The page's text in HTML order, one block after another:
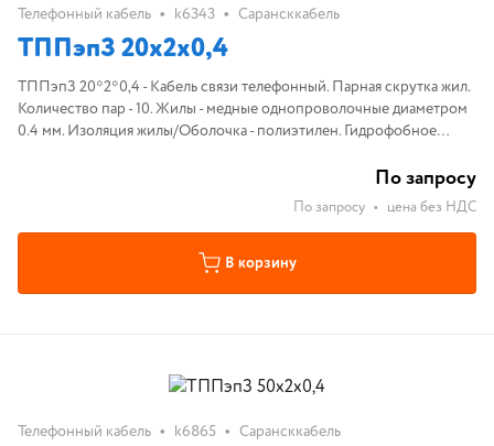
Телефонный кабель • k6343 • Сарансккабель
ТППэпЗ 20х2х0,4
ТППэпЗ 20*2*0,4 - Кабель связи телефонный. Парная скрутка жил.
Количество пар - 10. Жилы - медные однопроволочные диаметром
0.4 мм. Изоляция жилы/Оболочка - полиэтилен. Гидрофобное
По запросу
По запросу • цена без НДС
В корзину
Телефонный кабель • k6865 • Сарансккабель